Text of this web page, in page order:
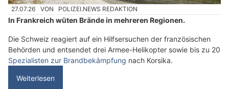
Innenbegrünung Ferrara zeigt, wie Pflanzen Arbeitsräume verändern